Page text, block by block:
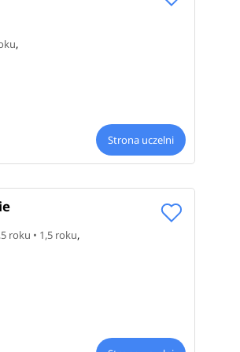
,
Strona uczelni
roku • 1,5 roku,